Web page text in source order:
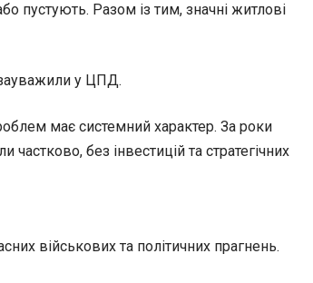
пустують. Разом із тим, значні житлові
зауважили у ЦПД.
має системний характер. За роки
без інвестицій та стратегічних
військових та політичних прагнень.